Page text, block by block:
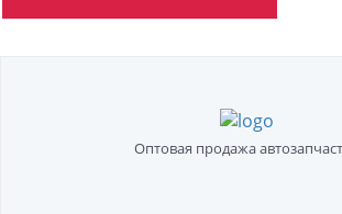
Оптовая продажа